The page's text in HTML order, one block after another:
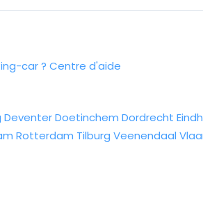
car ? Centre d'aide
DeventerDoetinchem Dordrecht
Rotterdam Tilburg Veenendaal